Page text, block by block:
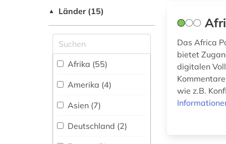
Slavistik (0)
Sport (0)
Theologie und
Religionswissenschaften
Turkologie (2)
geschichte 1792-
1918 (1)
geschichte 1850-
2010 (1)
geschichte 1870-
2000 (1)
▲ Länder (15)
Afrika (55)
Amerika (4)
Asien (7)
Deutschland (2)
Das Africa
bietet
digitalen
wie z.B.